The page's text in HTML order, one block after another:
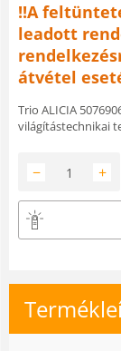
!!A
leadott
átvétel
Trio ALICIA
világítástechnikai
+
−